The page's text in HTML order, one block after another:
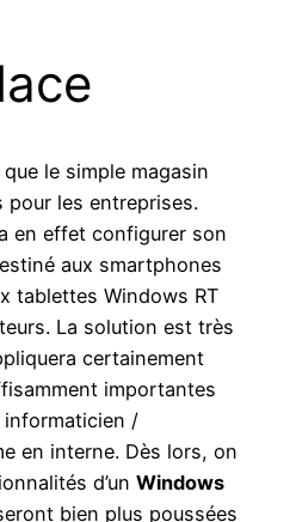
le simple magasin
pour les entreprises.
en effet configurer son
aux smartphones
tablettes Windows RT
La solution est très
certainement
importantes
informaticien /
en interne. Dès lors, on
d’un Windows
bien plus poussées